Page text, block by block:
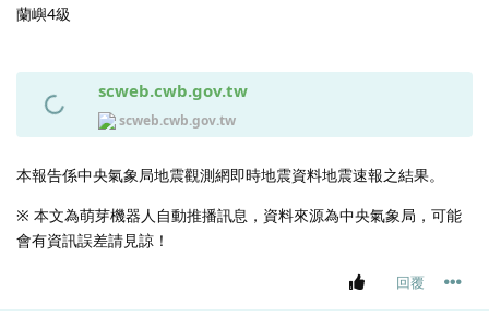
蘭嶼4級
scweb.cwb.gov.tw
scweb.cwb.gov.tw
本報告係中央氣象局地震觀測網即時地震資料地震速報之結果。
※ 本文為萌芽機器人自動推播訊息，資料來源為中央氣象局，可能
會有資訊誤差請見諒！
回覆